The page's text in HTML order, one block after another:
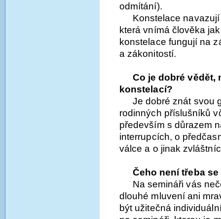
odmítání).
Konstelace
která vnímá člověka
konstelace fungují na
a zákonitostí.
Co je dobré vědět,
konstelací?
Je dobré znát svou
rodinných příslušníků
především s důrazem
interrupcích, o
válce a o jinak
Čeho není třeba se
Na semináři vás
dlouhé mluvení ani
být užitečná